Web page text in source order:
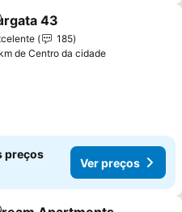
aos favoritos
43
185
de Centro da cidade
preços
Ver preços